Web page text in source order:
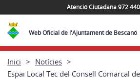
Atenció Ciutadana 972
Web Oficial de l'Ajuntament de Bescanó
Inici
Notícies
Espai Local Tec del Consell Comarcal